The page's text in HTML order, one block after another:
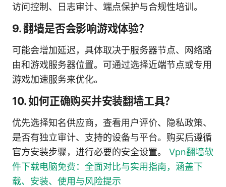
访问控制、日志审计、端点保护与合规性培训。
9. 翻墙是否会影响游戏体验？
可能会增加延迟，具体取决于服务器节点、网络路
由和游戏服务器位置。可通过选择近端节点或专用
游戏加速服务来优化。
10. 如何正确购买并安装翻墙工具？
优先选择知名供应商，查看用户评价、隐私政策、
是否有独立审计、支持的设备与平台。购买后遵循
官方安装步骤，进行必要的安全设置。 Vpn翻墙软
件下载电脑免费：全面对比与实用指南，涵盖下
载、安装、使用与风险提示